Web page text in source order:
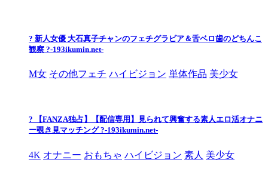
? 新人女優 大石真子チャンのフェチグラビア＆舌ベロ歯のどちんこ
観察 ?-193ikumin.net-
M女 その他フェチ ハイビジョン 単体作品 美少女
? 【FANZA独占】【配信専用】見られて興奮する素人エロ活オナニ
ー覗き見マッチング ?-193ikumin.net-
4K オナニー おもちゃ ハイビジョン 素人 美少女